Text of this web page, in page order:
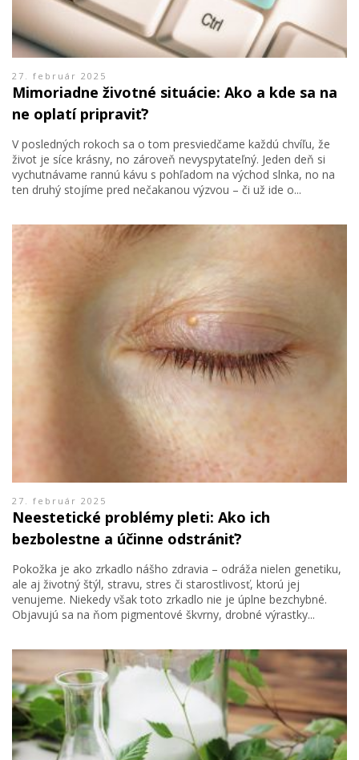
27. február 2025
Mimoriadne životné situácie: Ako a kde sa na
ne oplatí pripraviť?
V posledných rokoch sa o tom presviedčame každú chvíľu, že
život je síce krásny, no zároveň nevyspytateľný. Jeden deň si
vychutnávame rannú kávu s pohľadom na východ slnka, no na
ten druhý stojíme pred nečakanou výzvou – či už ide o...
27. február 2025
Neestetické problémy pleti: Ako ich
bezbolestne a účinne odstrániť?
Pokožka je ako zrkadlo nášho zdravia – odráža nielen genetiku,
ale aj životný štýl, stravu, stres či starostlivosť, ktorú jej
venujeme. Niekedy však toto zrkadlo nie je úplne bezchybné.
Objavujú sa na ňom pigmentové škvrny, drobné výrastky...